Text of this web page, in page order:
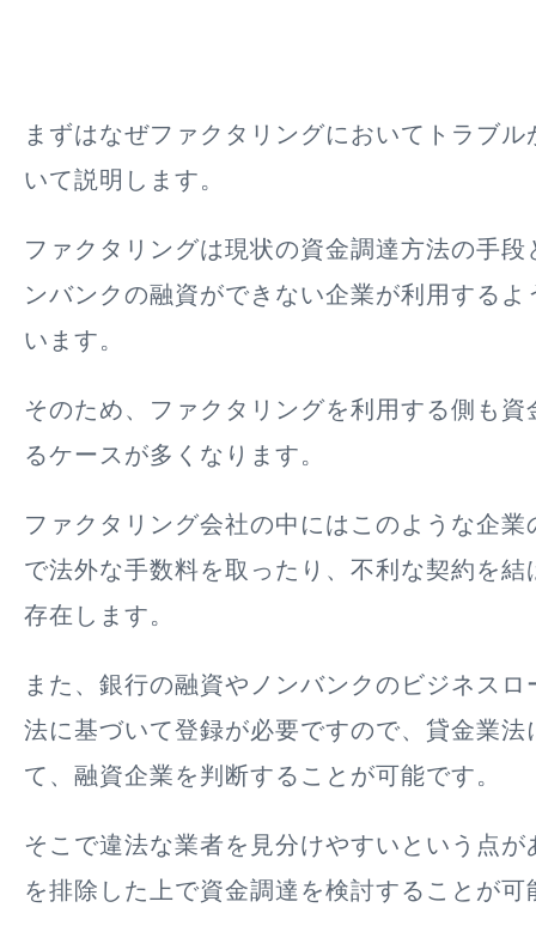
まずはなぜファクタリングにおいてトラブ
いて説明します。
ファクタリングは現状の資金調達方法の手
ンバンクの融資ができない企業が利用する
います。
そのため、ファクタリングを利用する側も資
るケースが多くなります。
ファクタリング会社の中にはこのような企
で法外な手数料を取ったり、不利な契約を結
存在します。
また、銀行の融資やノンバンクのビジネス
法に基づいて登録が必要ですので、貸金業法
て、融資企業を判断することが可能です。
そこで違法な業者を見分けやすいという点が
を排除した上で資金調達を検討することが可